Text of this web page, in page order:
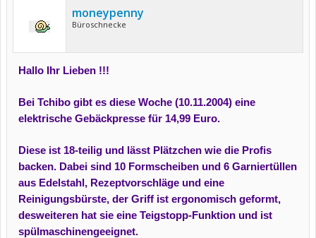
moneypenny
Büroschnecke
Hallo Ihr Lieben !!!
Bei Tchibo gibt es diese Woche (10.11.2004) eine
elektrische Gebäckpresse für 14,99 Euro.
Diese ist 18-teilig und lässt Plätzchen wie die Profis
backen. Dabei sind 10 Formscheiben und 6 Garniertüllen
aus Edelstahl, Rezeptvorschläge und eine
Reinigungsbürste, der Griff ist ergonomisch geformt,
desweiteren hat sie eine Teigstopp-Funktion und ist
spülmaschinengeeignet.